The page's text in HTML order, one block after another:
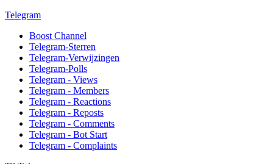
Telegram
Boost Channel
Telegram-Sterren
Telegram-Verwijzingen
Telegram-Polls
Telegram - Views
Telegram - Members
Telegram - Reactions
Telegram - Reposts
Telegram - Comments
Telegram - Bot Start
Telegram - Complaints